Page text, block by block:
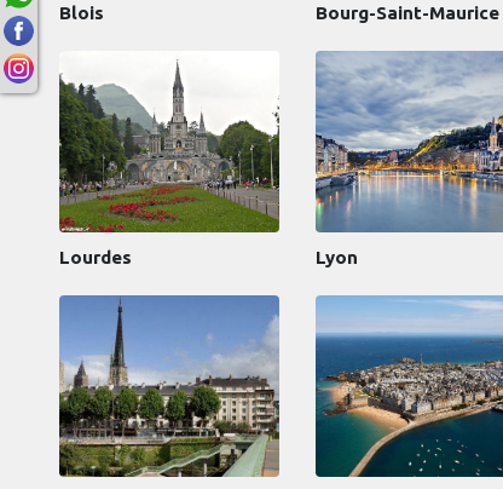
Blois Bourg-Saint-Maurice
Lourdes Lyon